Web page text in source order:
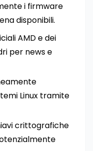
i firmware
disponibili.
AMD e dei
per news e
Linux tramite
crittografiche